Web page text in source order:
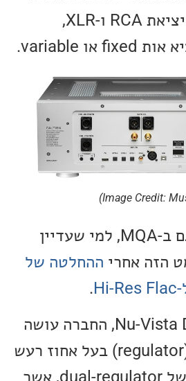
היציאות ישנן יציאת RCA ו-XLR,
הממיר תומך גם ב-MQA, למי שעדיין
ההחלטה של
.
בממיר ה-Nu-Vista DAC, החברה עושה
שימוש בוסת (regulator) בעל אחוז רעש
נמוך בתצורה של dual-regulator, אשר